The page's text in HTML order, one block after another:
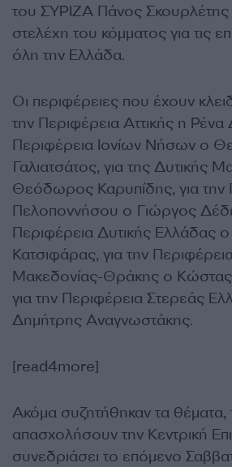
του ΣΥΡΙΖΑ Πάνος
στελέχη του κόμματος για τις
όλη την Ελλάδα.
Οι περιφέρειες που έχουν
την Περιφέρεια Αττικής η
Περιφέρεια Ιονίων Νήσων ο
Γαλιατσάτος, για της Δυτικής
Θεόδωρος Καρυπίδης, για την
Πελοποννήσου ο Γιώργος
Περιφέρεια Δυτικής Ελλάδας
Κατσιφάρας, για την
Μακεδονίας-Θράκης ο Κώστας
για την Περιφέρεια Στερεάς
Δημήτρης Αναγνωστάκης.
[read4more]
Ακόμα συζητήθηκαν τα θέματα,
απασχολήσουν την Κεντρική
συνεδριάσει το επόμενο